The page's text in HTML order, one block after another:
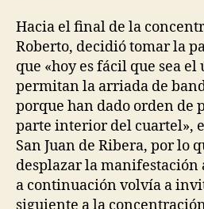
Hacia el final de la
Roberto, decidió tomar la
que «hoy es fácil que sea
permitan la arriada de
porque han dado orden de
parte interior del cuartel»,
San Juan de Ribera, por lo
desplazar la manifestación
a continuación volvía a